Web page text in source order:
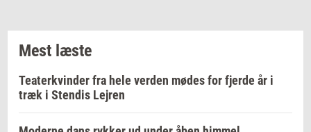
Mest læste
Teaterkvinder fra hele verden mødes for fjerde år i
træk i Stendis Lejren